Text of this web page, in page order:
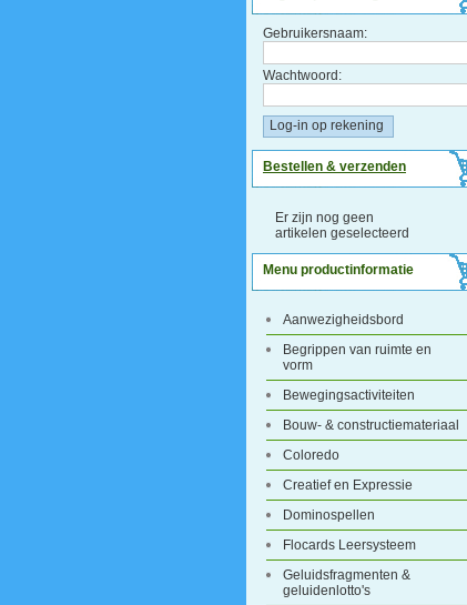
Gebruikersnaam:
Wachtwoord:
Bestellen & verzenden
Er zijn nog geen
artikelen geselecteerd
Menu productinformatie
Aanwezigheidsbord
Begrippen van ruimte en
vorm
Bewegingsactiviteiten
Bouw- & constructiemateriaal
Coloredo
Creatief en Expressie
Dominospellen
Flocards Leersysteem
Geluidsfragmenten &
geluidenlotto's